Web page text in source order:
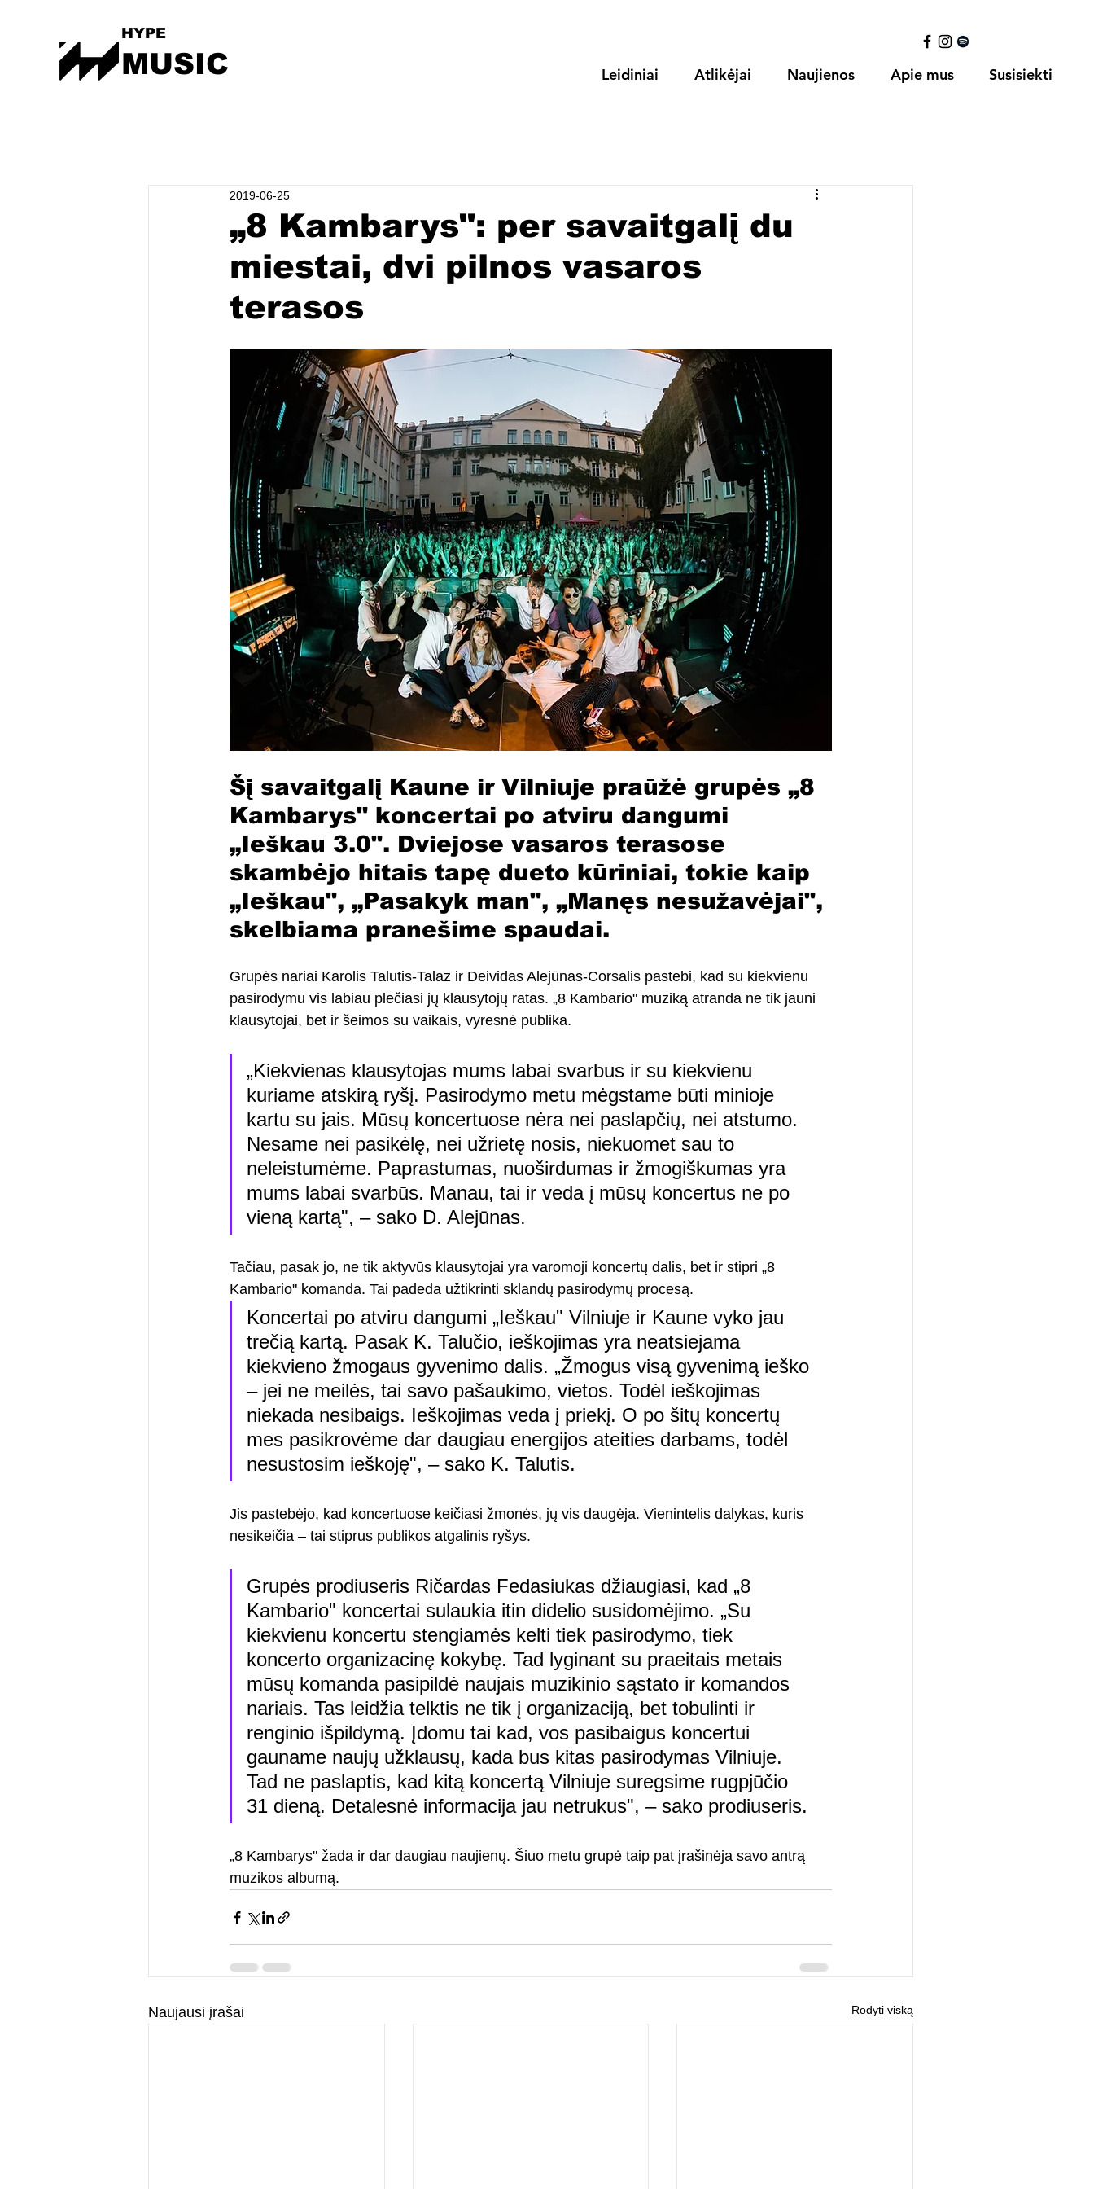
MUSIC
HYPE
Leidiniai Atlikėjai Naujienos Apie mus Susisiekti
„8 Kambarys": per savaitgalį du
miestai, dvi pilnos vasaros
terasos
2019-06-25
Šį savaitgalį Kaune ir Vilniuje praūžė grupės „8
Kambarys" koncertai po atviru dangumi
„Ieškau 3.0". Dviejose vasaros terasose
skambėjo hitais tapę dueto kūriniai, tokie kaip
„Ieškau", „Pasakyk man", „Manęs nesužavėjai",
skelbiama pranešime spaudai.
Grupės nariai Karolis Talutis-Talaz ir Deividas Alejūnas-Corsalis pastebi, kad su kiekvienu
pasirodymu vis labiau plečiasi jų klausytojų ratas. „8 Kambario" muziką atranda ne tik jauni
klausytojai, bet ir šeimos su vaikais, vyresnė publika.
„Kiekvienas klausytojas mums labai svarbus ir su kiekvienu
kuriame atskirą ryšį. Pasirodymo metu mėgstame būti minioje
kartu su jais. Mūsų koncertuose nėra nei paslapčių, nei atstumo.
Nesame nei pasikėlę, nei užrietę nosis, niekuomet sau to
neleistumėme. Paprastumas, nuoširdumas ir žmogiškumas yra
mums labai svarbūs. Manau, tai ir veda į mūsų koncertus ne po
vieną kartą", – sako D. Alejūnas.
Tačiau, pasak jo, ne tik aktyvūs klausytojai yra varomoji koncertų dalis, bet ir stipri „8
Kambario" komanda. Tai padeda užtikrinti sklandų pasirodymų procesą.
Koncertai po atviru dangumi „Ieškau" Vilniuje ir Kaune vyko jau
trečią kartą. Pasak K. Talučio, ieškojimas yra neatsiejama
kiekvieno žmogaus gyvenimo dalis. „Žmogus visą gyvenimą ieško
– jei ne meilės, tai savo pašaukimo, vietos. Todėl ieškojimas
niekada nesibaigs. Ieškojimas veda į priekį. O po šitų koncertų
mes pasikrovėme dar daugiau energijos ateities darbams, todėl
nesustosim ieškoję", – sako K. Talutis.
Jis pastebėjo, kad koncertuose keičiasi žmonės, jų vis daugėja. Vienintelis dalykas, kuris
nesikeičia – tai stiprus publikos atgalinis ryšys.
Grupės prodiuseris Ričardas Fedasiukas džiaugiasi, kad „8
Kambario" koncertai sulaukia itin didelio susidomėjimo. „Su
kiekvienu koncertu stengiamės kelti tiek pasirodymo, tiek
koncerto organizacinę kokybę. Tad lyginant su praeitais metais
mūsų komanda pasipildė naujais muzikinio sąstato ir komandos
nariais. Tas leidžia telktis ne tik į organizaciją, bet tobulinti ir
renginio išpildymą. Įdomu tai kad, vos pasibaigus koncertui
gauname naujų užklausų, kada bus kitas pasirodymas Vilniuje.
Tad ne paslaptis, kad kitą koncertą Vilniuje suregsime rugpjūčio
31 dieną. Detalesnė informacija jau netrukus", – sako prodiuseris.
„8 Kambarys" žada ir dar daugiau naujienų. Šiuo metu grupė taip pat įrašinėja savo antrą
muzikos albumą.
Naujausi įrašai Rodyti viską